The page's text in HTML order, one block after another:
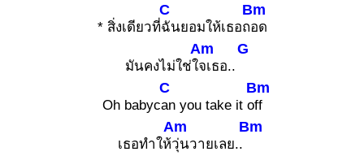
* สิ่งเดียวที่
C
ฉันยอมให้เธอถ
Bm
อด
มันคงไม่ใช่ใ
Am
จเธอ..
G
Oh babyc
C
an you take it o
Bm
ff
เธอทำให้
Am
วุ่นวายเลย..
Bm